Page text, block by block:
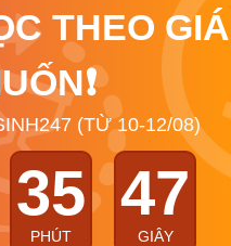
THEO GIÁ
(TỪ 10-12/08)
35
PHÚT
46
GIÂY